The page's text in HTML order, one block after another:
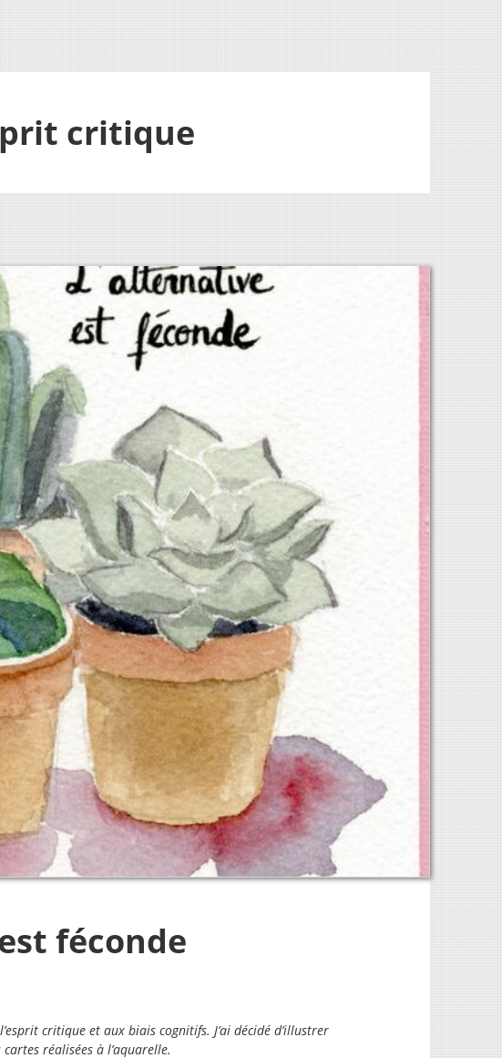
critique
féconde
critique et aux biais cognitifs. J’ai décidé d’illustrer
réalisées à l’aquarelle.